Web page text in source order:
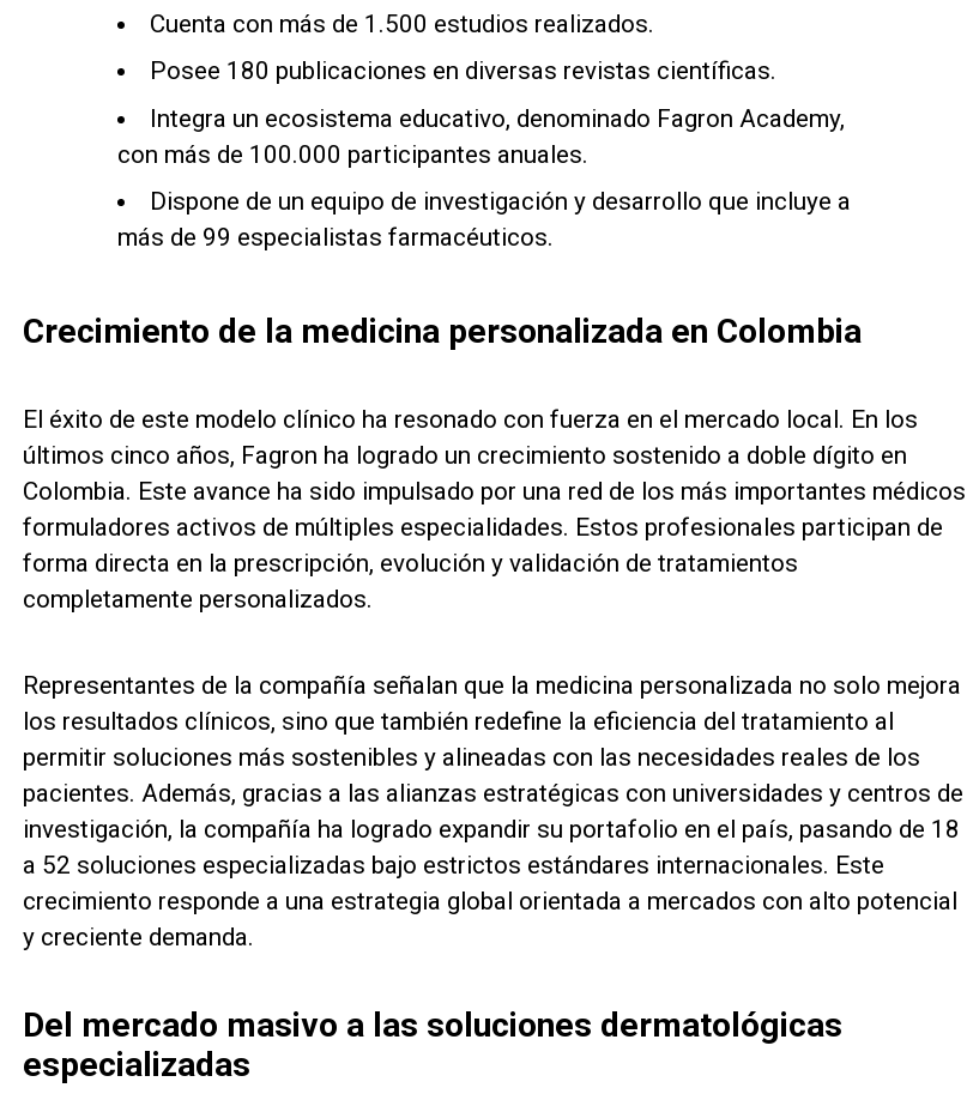
Cuenta con más de 1.500 estudios realizados.
Posee 180 publicaciones en diversas revistas científicas.
Integra un ecosistema educativo, denominado Fagron Academy,
con más de 100.000 participantes anuales.
Dispone de un equipo de investigación y desarrollo que incluye a
más de 99 especialistas farmacéuticos.
Crecimiento de la medicina personalizada en Colombia
El éxito de este modelo clínico ha resonado con fuerza en el mercado local. En los
últimos cinco años, Fagron ha logrado un crecimiento sostenido a doble dígito en
Colombia. Este avance ha sido impulsado por una red de los más importantes médicos
formuladores activos de múltiples especialidades. Estos profesionales participan de
forma directa en la prescripción, evolución y validación de tratamientos
completamente personalizados.
Representantes de la compañía señalan que la medicina personalizada no solo mejora
los resultados clínicos, sino que también redefine la eficiencia del tratamiento al
permitir soluciones más sostenibles y alineadas con las necesidades reales de los
pacientes. Además, gracias a las alianzas estratégicas con universidades y centros de
investigación, la compañía ha logrado expandir su portafolio en el país, pasando de 18
a 52 soluciones especializadas bajo estrictos estándares internacionales. Este
crecimiento responde a una estrategia global orientada a mercados con alto potencial
y creciente demanda.
Del mercado masivo a las soluciones dermatológicas
especializadas